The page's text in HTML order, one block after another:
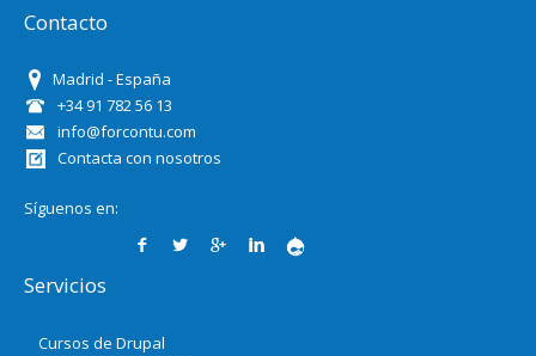
Contacto
Madrid - España
+34 91 782 56 13
info@forcontu.com
Contacta con nosotros
Síguenos en:
Servicios
Cursos de Drupal